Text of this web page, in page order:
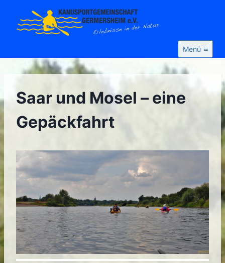
Inhalt
springen
Menü
Saar und Mosel – eine
Gepäckfahrt